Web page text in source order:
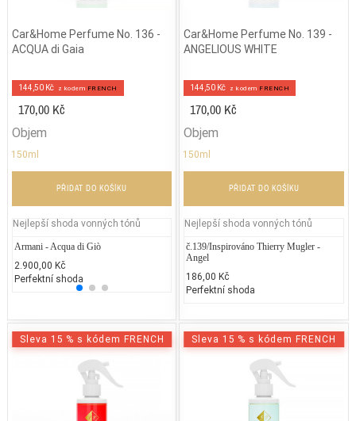
Car&Home Perfume No. 136 -
ACQUA di Gaia
144,50 Kč z kodem FRENCH
170,00 Kč
Objem
150ml
PŘIDAT DO KOŠÍKU
Nejlepší shoda vonných tónů
Armani - Acqua di Giò
2.900,00 Kč
Perfektní shoda
Chloe - Love Story
4.532,77 Kč
25% běžných vonných tónů
Car&Home Perfume No. 139 -
ANGELIOUS WHITE
144,50 Kč z kodem FRENCH
170,00 Kč
Objem
150ml
PŘIDAT DO KOŠÍKU
Nejlepší shoda vonných tónů
č.139/Inspirováno Thierry Mugler -
Angel
186,00 Kč
Perfektní shoda
Sleva 15 % s kódem FRENCH Sleva 15 % s kódem FRENCH